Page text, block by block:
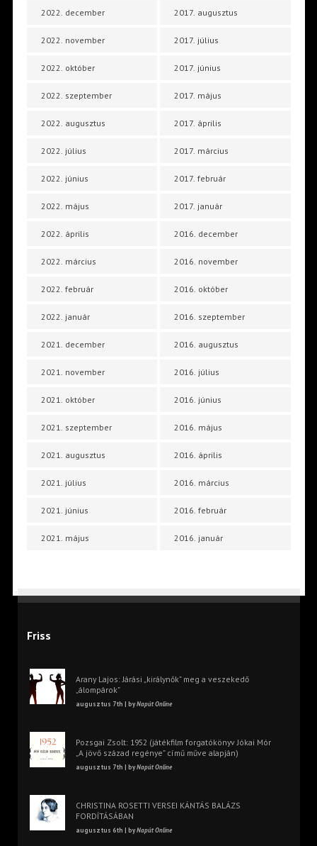
2022. december
2022. november
2022. október
2022. szeptember
2022. augusztus
2022. július
2022. június
2022. május
2022. április
2022. március
2022. február
2022. január
2021. december
2021. november
2021. október
2021. szeptember
2021. augusztus
2021. július
2021. június
2021. május
2017. augusztus
2017. július
2017. június
2017. május
2017. április
2017. március
2017. február
2017. január
2016. december
2016. november
2016. október
2016. szeptember
2016. augusztus
2016. július
2016. június
2016. május
2016. április
2016. március
2016. február
2016. január
Friss
Arany Lajos: Járási „királynők” meg a veszekedő
„álompárok”
augusztus 7th | byNapút Online
Pozsgai Zsolt: 1952 (játékfilm forgatókönyv Jókai Mór
„A jövő század regénye” című műve alapján)
augusztus 7th | byNapút Online
CHRISTINA ROSETTI VERSEI KÁNTÁS BALÁZS
FORDÍTÁSÁBAN
augusztus 6th | byNapút Online